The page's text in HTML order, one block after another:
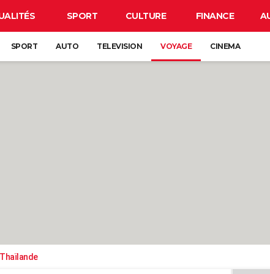
SPORT CULTURE FINANCE
SPORT AUTO TELEVISION VOYAGE CINEMA
Thaïlande